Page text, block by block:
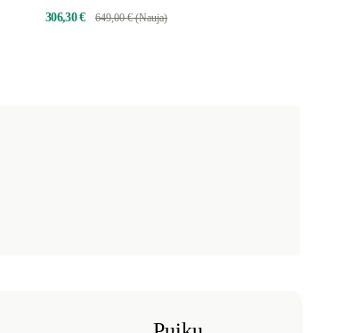
306,30 € 649,00 € (Nauja)